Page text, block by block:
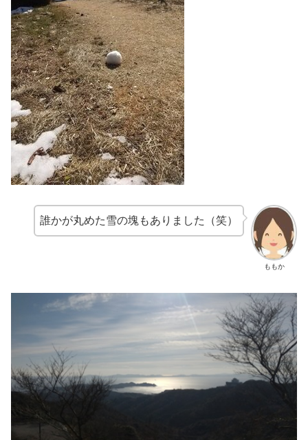
ももか
誰かが丸めた雪の塊もありました（笑）